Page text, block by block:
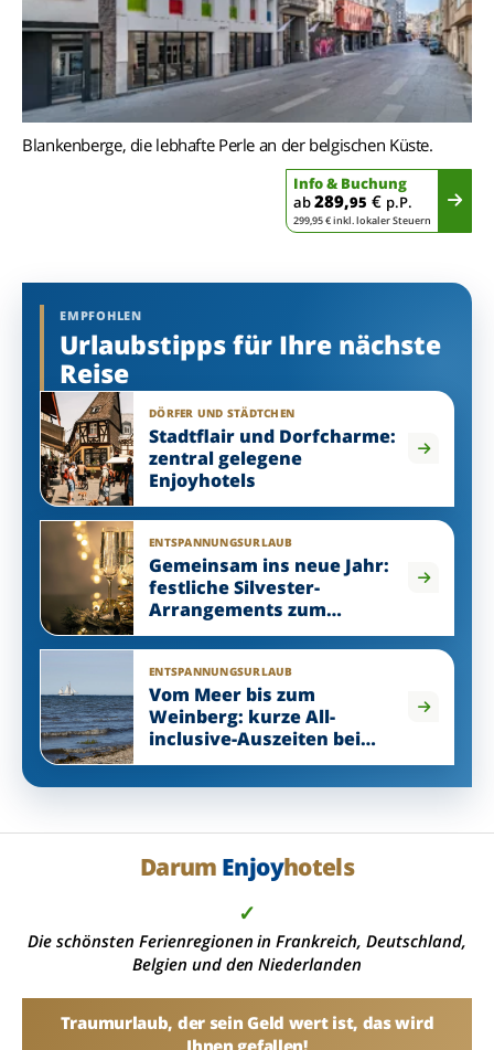
Blankenberge, die lebhafte Perle an der belgischen Küste.
Info & Buchung
ab289,95 € p.P.
299,95 € inkl. lokaler Steuern
EMPFOHLEN
Urlaubstipps für Ihre nächste
Reise
DÖRFER UND STÄDTCHEN
Stadtflair und Dorfcharme:
zentral gelegene
Enjoyhotels
ENTSPANNUNGSURLAUB
Gemeinsam ins neue Jahr:
festliche Silvester-
Arrangements zum
Genießen
ENTSPANNUNGSURLAUB
Vom Meer bis zum
Weinberg: kurze All-
inclusive-Auszeiten bei
Enjoyhotels
Darum Enjoyhotels
✓
Die schönsten Ferienregionen in Frankreich, Deutschland,
Belgien und den Niederlanden
Traumurlaub, der sein Geld wert ist, das wird
Ihnen gefallen!